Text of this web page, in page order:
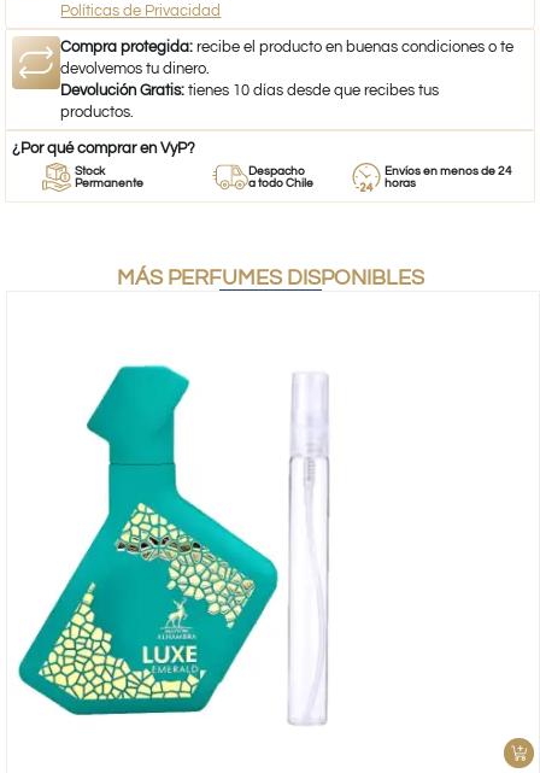
Políticas de Privacidad
Compra protegida: recibe el producto en buenas condiciones o te
devolvemos tu dinero.
Devolución Gratis: tienes 10 días desde que recibes tus
productos.
¿Por qué comprar en VyP?
Stock
Permanente
Despacho
a todo Chile
Envíos en menos de 24
horas
MÁS PERFUMES DISPONIBLES